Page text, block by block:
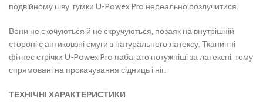
подвійному шву, гумки U-Powex Pro нереально розлучитися.
Вони не скочуються й не скручуються, позаяк на внутрішній
стороні є антиковзні смуги з натурального латексу. Тканинні
фітнес стрічки U-Powex Pro набагато потужніші за латексні, тому
спрямовані на прокачування сідниць і ніг.
ТЕХНІЧНІ ХАРАКТЕРИСТИКИ